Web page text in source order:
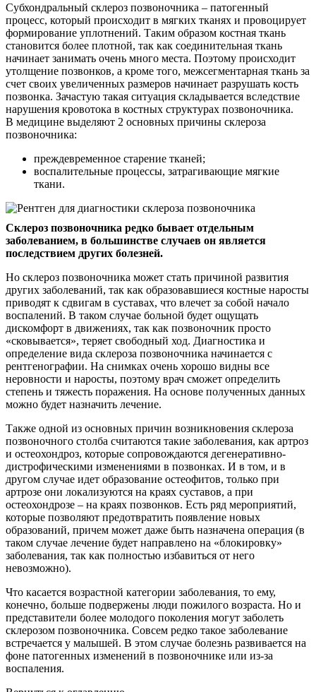
Субхондральный склероз позвоночника – патогенный
процесс, который происходит в мягких тканях и провоцирует
формирование уплотнений. Таким образом костная ткань
становится более плотной, так как соединительная ткань
начинает занимать очень много места. Поэтому происходит
утолщение позвонков, а кроме того, межсегментарная ткань за
счет своих увеличенных размеров начинает разрушать кость
позвонка. Зачастую такая ситуация складывается вследствие
нарушения кровотока в костных структурах позвоночника.
В медицине выделяют 2 основных причины склероза
позвоночника:
преждевременное старение тканей;
воспалительные процессы, затрагивающие мягкие
ткани.
Склероз позвоночника редко бывает отдельным
заболеванием, в большинстве случаев он является
последствием других болезней.
Но склероз позвоночника может стать причиной развития
других заболеваний, так как образовавшиеся костные наросты
приводят к сдвигам в суставах, что влечет за собой начало
воспалений. В таком случае больной будет ощущать
дискомфорт в движениях, так как позвоночник просто
«сковывается», теряет свободный ход. Диагностика и
определение вида склероза позвоночника начинается с
рентгенографии. На снимках очень хорошо видны все
неровности и наросты, поэтому врач сможет определить
степень и тяжесть поражения. На основе полученных данных
можно будет назначить лечение.
Также одной из основных причин возникновения склероза
позвоночного столба считаются такие заболевания, как артроз
и остеохондроз, которые сопровождаются дегенеративно-
дистрофическими изменениями в позвонках. И в том, и в
другом случае идет образование остеофитов, только при
артрозе они локализуются на краях суставов, а при
остеохондрозе – на краях позвонков. Есть ряд мероприятий,
которые позволяют предотвратить появление новых
образований, причем может даже быть назначена операция (в
таком случае лечение будет направлено на «блокировку»
заболевания, так как полностью избавиться от него
невозможно).
Что касается возрастной категории заболевания, то ему,
конечно, больше подвержены люди пожилого возраста. Но и
представители более молодого поколения могут заболеть
склерозом позвоночника. Совсем редко такое заболевание
встречается у малышей. В этом случае болезнь развивается на
фоне патогенных изменений в позвоночнике или из-за
воспаления.